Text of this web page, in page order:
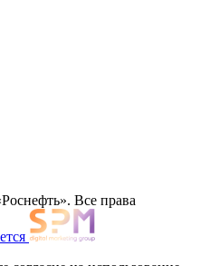
Все права